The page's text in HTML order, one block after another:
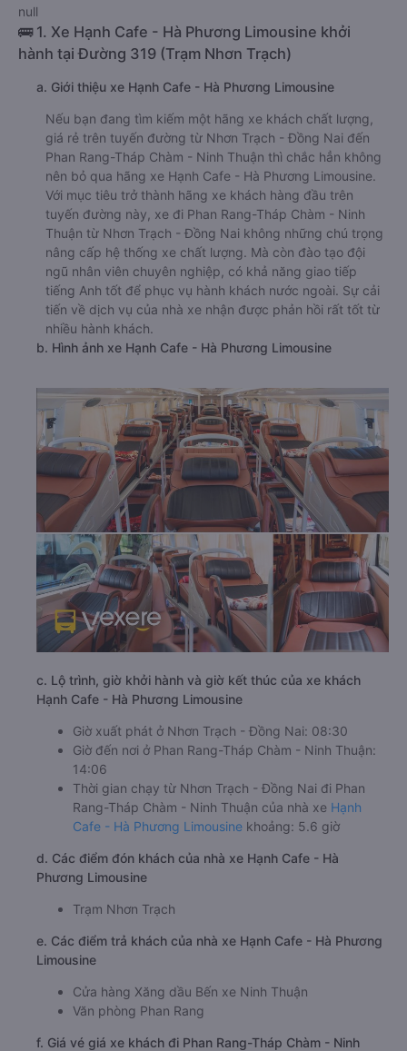
null
🚌 1. Xe Hạnh Cafe - Hà Phương Limousine khởi
hành tại Đường 319 (Trạm Nhơn Trạch)
a. Giới thiệu xe Hạnh Cafe - Hà Phương Limousine
Nếu bạn đang tìm kiếm một hãng xe khách chất lượng,
giá rẻ trên tuyến đường từ Nhơn Trạch - Đồng Nai đến
Phan Rang-Tháp Chàm - Ninh Thuận thì chắc hẳn không
nên bỏ qua hãng xe Hạnh Cafe - Hà Phương Limousine.
Với mục tiêu trở thành hãng xe khách hàng đầu trên
tuyến đường này, xe đi Phan Rang-Tháp Chàm - Ninh
Thuận từ Nhơn Trạch - Đồng Nai không những chú trọng
nâng cấp hệ thống xe chất lượng. Mà còn đào tạo đội
ngũ nhân viên chuyên nghiệp, có khả năng giao tiếp
tiếng Anh tốt để phục vụ hành khách nước ngoài. Sự cải
tiến về dịch vụ của nhà xe nhận được phản hồi rất tốt từ
nhiều hành khách.
b. Hình ảnh xe Hạnh Cafe - Hà Phương Limousine
c. Lộ trình, giờ khởi hành và giờ kết thúc của xe khách
Hạnh Cafe - Hà Phương Limousine
Giờ xuất phát ở Nhơn Trạch - Đồng Nai: 08:30
Giờ đến nơi ở Phan Rang-Tháp Chàm - Ninh Thuận:
14:06
Thời gian chạy từ Nhơn Trạch - Đồng Nai đi Phan
Rang-Tháp Chàm - Ninh Thuận của nhà xe Hạnh
Cafe - Hà Phương Limousine khoảng: 5.6 giờ
d. Các điểm đón khách của nhà xe Hạnh Cafe - Hà
Phương Limousine
Trạm Nhơn Trạch
e. Các điểm trả khách của nhà xe Hạnh Cafe - Hà Phương
Limousine
Cửa hàng Xăng dầu Bến xe Ninh Thuận
Văn phòng Phan Rang
f. Giá vé giá xe khách đi Phan Rang-Tháp Chàm - Ninh